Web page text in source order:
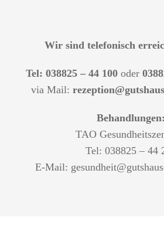
Wir sind telefonisch
Tel: 038825 – 44 100oder
via Mail:
Behandlungen:
TAO
Tel: 038825 – 44
E-Mail: